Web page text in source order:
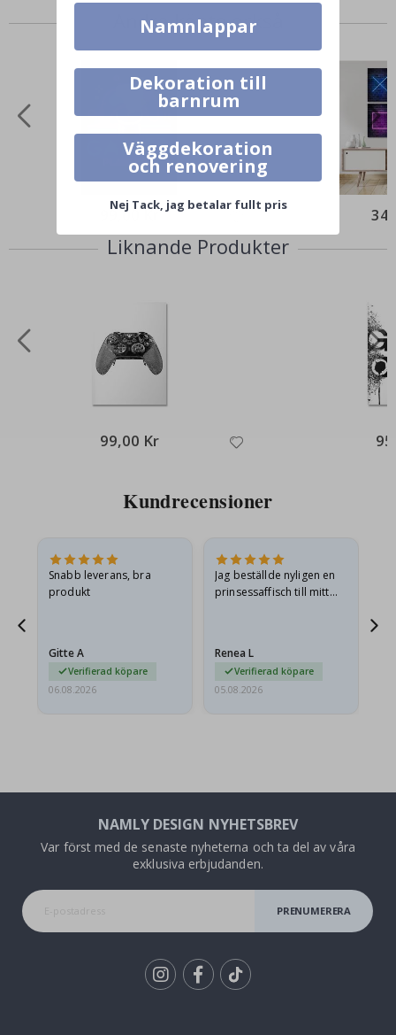
Andra köpte också
99,00 Kr
Liknande Produkter
99,00 Kr
Kundrecensioner
Snabb leverans, bra
produkt
Gitte A
Verifierad köpare
06.08.2026
Jag beställde nyligen en
prinsessaffisch till mitt
Renea L
Verifierad köpare
05.08.2026
NAMLY DESIGN NYHETSBREV
Var först med de senaste nyheterna och ta del av våra
exklusiva erbjudanden.
PRENUMERERA
Namnlappar
Dekoration till
barnrum
Väggdekoration
och renovering
Nej Tack, jag betalar fullt pris